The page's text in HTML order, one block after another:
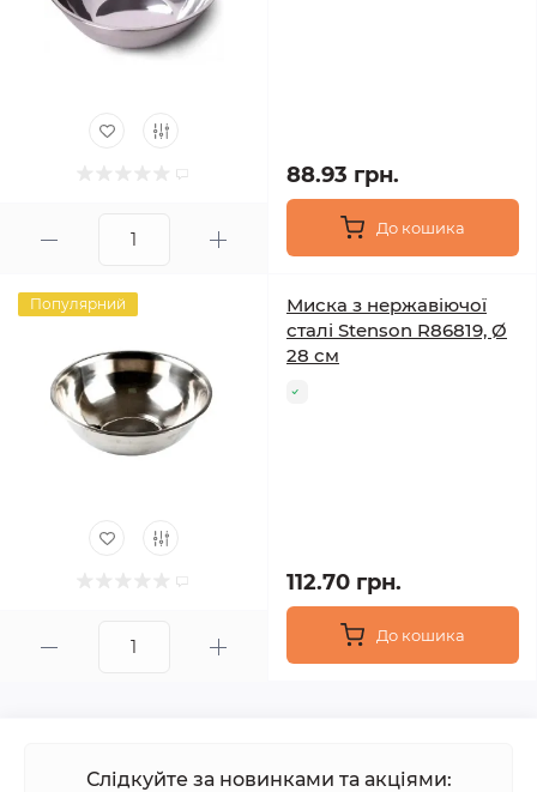
88.93 грн.
До кошика
Популярний
Миска з нержавіючої
сталі Stenson R86819, Ø
28 см
112.70 грн.
До кошика
Слідкуйте за новинками та акціями: